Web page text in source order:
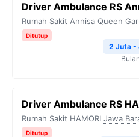
Driver Ambulance RS
Rumah Sakit Annisa Queen
Ditutup
2 Juta -
Driver Ambulance RS
Rumah Sakit HAMORI Jawa
Ditutup